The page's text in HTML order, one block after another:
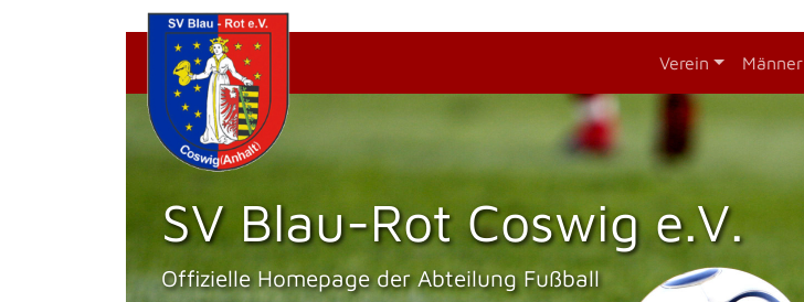
Verein Männer
SV Blau-Rot Coswig e.V.
Offizielle Homepage der Abteilung Fußball